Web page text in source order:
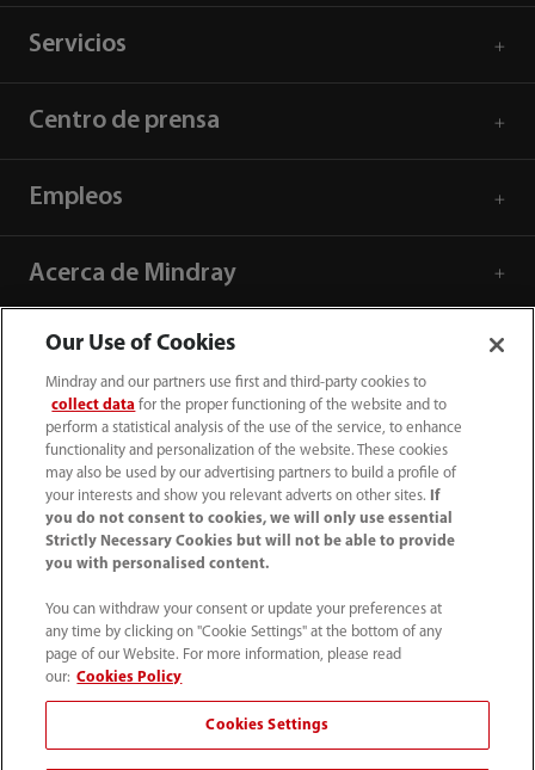
Servicios
Centro de prensa
Empleos
Acerca de Mindray
Información de contacto
52 55 5661 9450
intl-market@mindray.com
Our Use of Cookies
Mindray and our partners use first and third-party cookies to
collect data for the proper functioning of the website and to
perform a statistical analysis of the use of the service, to enhance
functionality and personalization of the website. These cookies
may also be used by our advertising partners to build a profile of
your interests and show you relevant adverts on other sites.
If
you do not consent to cookies, we will only use essential
Strictly Necessary Cookies but will not be able to provide
you with personalised content.
You can withdraw your consent or update your preferences at
any time by clicking on "Cookie Settings" at the bottom of any
page of our Website. For more information, please read
our: Cookies Policy
Cookies Settings